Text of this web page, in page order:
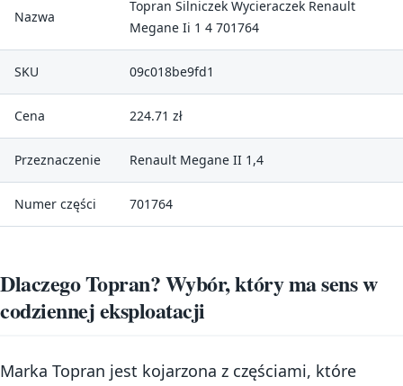
Nazwa
Topran Silniczek Wycieraczek Renault
Megane Ii 1 4 701764
SKU 09c018be9fd1
Cena 224.71 zł
Przeznaczenie Renault Megane II 1,4
Numer części 701764
Dlaczego Topran? Wybór, który ma sens w
codziennej eksploatacji
Marka Topran jest kojarzona z częściami, które